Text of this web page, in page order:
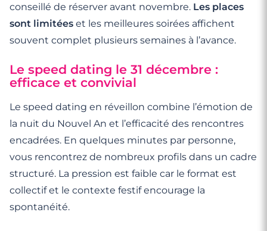
conseillé de réserver avant novembre. Les places
sont limitées et les meilleures soirées affichent
souvent complet plusieurs semaines à l’avance.
Le speed dating le 31 décembre :
efficace et convivial
Le speed dating en réveillon combine l’émotion de
la nuit du Nouvel An et l’efficacité des rencontres
encadrées. En quelques minutes par personne,
vous rencontrez de nombreux profils dans un cadre
structuré. La pression est faible car le format est
collectif et le contexte festif encourage la
spontanéité.